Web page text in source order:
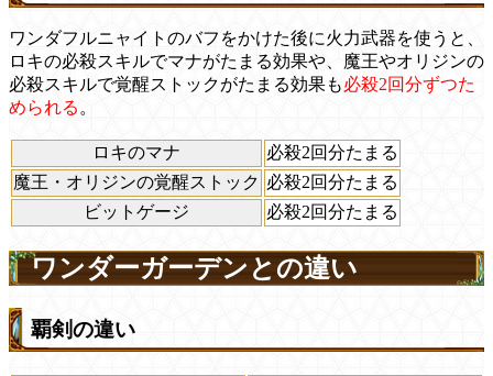
ワンダフルニャイトのバフをかけた後に火力武器を使うと、
ロキの必殺スキルでマナがたまる効果や、魔王やオリジンの
必殺スキルで覚醒ストックがたまる効果も必殺2回分ずつた
められる 。
ロキのマナ
必殺2回分たまる
魔王・オリジンの覚醒ストック 必殺2回分たまる
ビットゲージ
必殺2回分たまる
ワンダーガーデンとの違い
覇剣の違い